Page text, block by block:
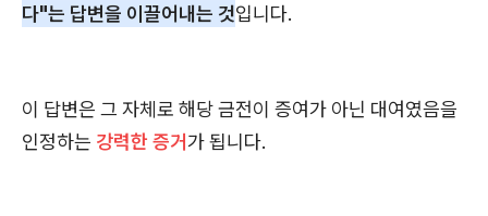
다"는 답변을 이끌어내는 것입니다.
이 답변은 그 자체로 해당 금전이 증여가 아닌 대여였음을
인정하는 강력한 증거가 됩니다.